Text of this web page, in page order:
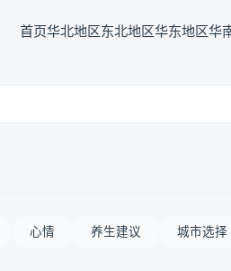
首页华北地区东北地区华东地区华
心情 养生建议 城市选择